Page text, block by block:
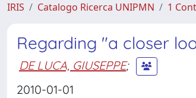
IRIS Catalogo Ricerca UNIPMN 1
Regarding "a closer
DE LUCA, GIUSEPPE;
2010-01-01